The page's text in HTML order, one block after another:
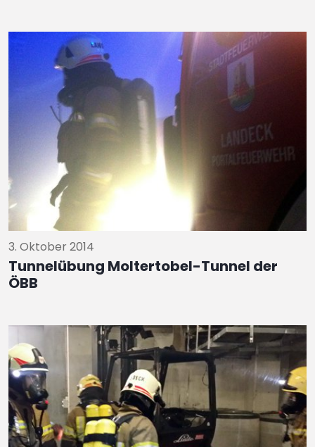
3. Oktober 2014
Tunnelübung Moltertobel-Tunnel der
ÖBB